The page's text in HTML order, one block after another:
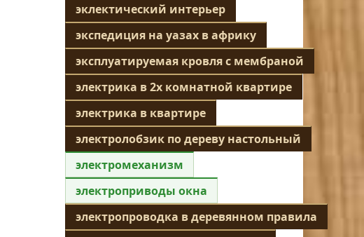
эклектический интерьер
экспедиция на уазах в африку
эксплуатируемая кровля с мембраной
электрика в 2х комнатной квартире
электрика в квартире
электролобзик по дереву настольный
электромеханизм
электроприводы окна
электропроводка в деревянном правила